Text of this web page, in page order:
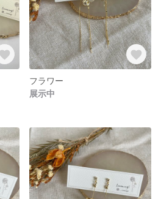
フラワー
展示中